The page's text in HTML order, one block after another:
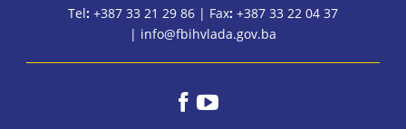
Tel: +387 33 21 29 86 | Fax: +387 33 22 04 37
| info@fbihvlada.gov.ba